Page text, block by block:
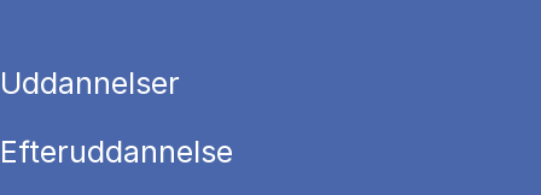
Uddannelser
Efteruddannelse